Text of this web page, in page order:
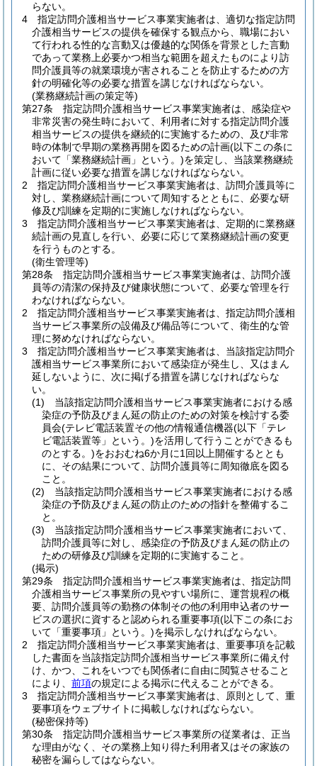
らない。
4
指定訪問介護相当サービス事業実施者は、適切な指定訪問
介護相当サービスの提供を確保する観点から、職場におい
て行われる性的な言動又は優越的な関係を背景とした言動
であって業務上必要かつ相当な範囲を超えたものにより訪
問介護員等の就業環境が害されることを防止するための方
針の明確化等の必要な措置を講じなければならない。
(業務継続計画の策定等)
第27条
指定訪問介護相当サービス事業実施者は、感染症や
非常災害の発生時において、利用者に対する指定訪問介護
相当サービスの提供を継続的に実施するための、及び非常
時の体制で早期の業務再開を図るための計画(以下この条に
おいて「業務継続計画」という。)を策定し、当該業務継続
計画に従い必要な措置を講じなければならない。
2
指定訪問介護相当サービス事業実施者は、訪問介護員等に
対し、業務継続計画について周知するとともに、必要な研
修及び訓練を定期的に実施しなければならない。
3
指定訪問介護相当サービス事業実施者は、定期的に業務継
続計画の見直しを行い、必要に応じて業務継続計画の変更
を行うものとする。
(衛生管理等)
第28条
指定訪問介護相当サービス事業実施者は、訪問介護
員等の清潔の保持及び健康状態について、必要な管理を行
わなければならない。
2
指定訪問介護相当サービス事業実施者は、指定訪問介護相
当サービス事業所の設備及び備品等について、衛生的な管
理に努めなければならない。
3
指定訪問介護相当サービス事業実施者は、当該指定訪問介
護相当サービス事業所において感染症が発生し、又はまん
延しないように、次に掲げる措置を講じなければならな
い。
(1)
当該指定訪問介護相当サービス事業実施者における感
染症の予防及びまん延の防止のための対策を検討する委
員会(テレビ電話装置その他の情報通信機器(以下「テレ
ビ電話装置等」という。)を活用して行うことができるも
のとする。)をおおむね6か月に1回以上開催するととも
に、その結果について、訪問介護員等に周知徹底を図る
こと。
(2)
当該指定訪問介護相当サービス事業実施者における感
染症の予防及びまん延の防止のための指針を整備するこ
と。
(3)
当該指定訪問介護相当サービス事業実施者において、
訪問介護員等に対し、感染症の予防及びまん延の防止の
ための研修及び訓練を定期的に実施すること。
(掲示)
第29条
指定訪問介護相当サービス事業実施者は、指定訪問
介護相当サービス事業所の見やすい場所に、運営規程の概
要、訪問介護員等の勤務の体制その他の利用申込者のサー
ビスの選択に資すると認められる重要事項(以下この条にお
いて「重要事項」という。)を掲示しなければならない。
2
指定訪問介護相当サービス事業実施者は、重要事項を記載
した書面を当該指定訪問介護相当サービス事業所に備え付
け、かつ、これをいつでも関係者に自由に閲覧させること
により、 前項の規定による掲示に代えることができる。
3
指定訪問介護相当サービス事業実施者は、原則として、重
要事項をウェブサイトに掲載しなければならない。
(秘密保持等)
第30条
指定訪問介護相当サービス事業所の従業者は、正当
な理由がなく、その業務上知り得た利用者又はその家族の
秘密を漏らしてはならない。